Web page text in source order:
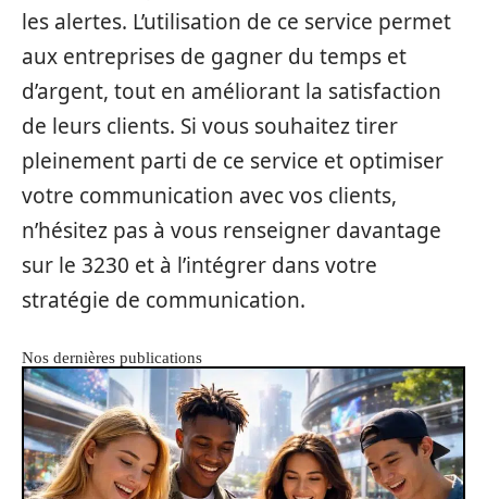
les alertes. L’utilisation de ce service permet
aux entreprises de gagner du temps et
d’argent, tout en améliorant la satisfaction
de leurs clients. Si vous souhaitez tirer
pleinement parti de ce service et optimiser
votre communication avec vos clients,
n’hésitez pas à vous renseigner davantage
sur le 3230 et à l’intégrer dans votre
stratégie de communication.
Nos dernières publications